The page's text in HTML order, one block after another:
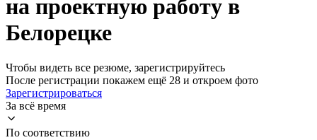
на проектную работу в
Белорецке
Чтобы видеть все резюме, зарегистрируйтесь
После регистрации покажем ещё 28 и откроем фото
Зарегистрироваться
За всё время
По соответствию